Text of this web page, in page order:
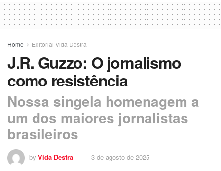
Home Editorial Vida Destra
J.R. Guzzo: O jornalismo
como resistência
Nossa singela homenagem a
um dos maiores jornalistas
brasileiros
by Vida Destra 3 de agosto de 2025